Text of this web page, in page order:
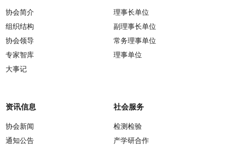
协会简介
组织结构
协会领导
专家智库
大事记
理事长单位
副理事长单位
常务理事单位
理事单位
资讯信息
协会新闻
通知公告
社会服务
检测检验
产学研合作